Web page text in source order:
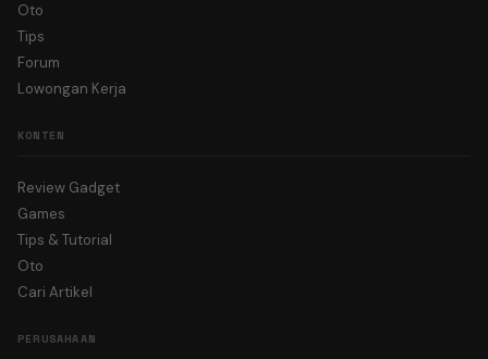
Oto
Tips
Forum
Lowongan Kerja
KONTEN
Review Gadget
Games
Tips & Tutorial
Oto
Cari Artikel
PERUSAHAAN